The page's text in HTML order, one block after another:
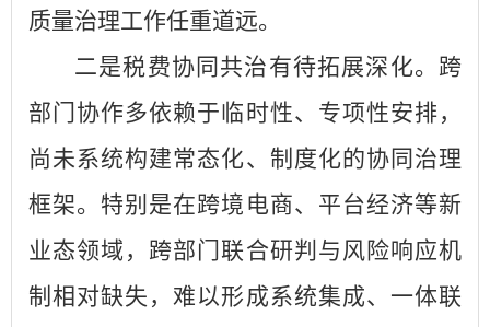
质量治理工作任重道远。
二是税费协同共治有待拓展深化。跨
部门协作多依赖于临时性、专项性安排，
尚未系统构建常态化、制度化的协同治理
框架。特别是在跨境电商、平台经济等新
业态领域，跨部门联合研判与风险响应机
制相对缺失，难以形成系统集成、一体联